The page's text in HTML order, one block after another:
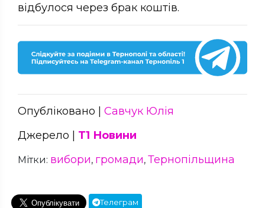
відбулося через брак коштів.
Опубліковано | Савчук Юлія
Джерело | Т1 Новини
Мітки: вибори, громади, Тернопільщина
Телеграм